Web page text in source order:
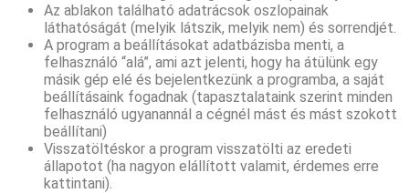
Az ablakon található adatrácsok oszlopainak
láthatóságát (melyik látszik, melyik nem) és sorrendjét.
A program a beállításokat adatbázisba menti, a
felhasználó “alá”, ami azt jelenti, hogy ha átülünk egy
másik gép elé és bejelentkezünk a programba, a saját
beállításaink fogadnak (tapasztalataink szerint minden
felhasználó ugyanannál a cégnél mást és mást szokott
beállítani)
Visszatöltéskor a program visszatölti az eredeti
állapotot (ha nagyon elállított valamit, érdemes erre
kattintani).